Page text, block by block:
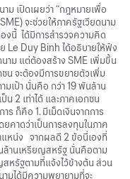
ม เปิดเผยว่า “กฎหมายเพื่อ
จะช่วยให้ภาครัฐเวียดนาม
งนี้ ได้มีการสำรวจความคิด
Le Duy Binh ได้อธิบายให้ฟัง
าม แต่ต้องสร้าง SME เพิ่มขึ้น
น จะต้องมีการขยายตัวเพิ่ม
มเป้า นั่นคือ กว่า 19 พันล้าน
2 เท่าได้ และภาคเอกชน
ก็คือ 1. มีเม็ดเงินจากการ
คาดว่าเป็นการลงทุนในภาค
แหน่ง จากผลดี 2 ข้อนี่เองที่
ล้านเหรียญสหรัฐ นั่นคือตาม
สหรัฐตามที่แจ้งไว้ข้างต้น ส่วน
มได้มีความพยายามที่จะ